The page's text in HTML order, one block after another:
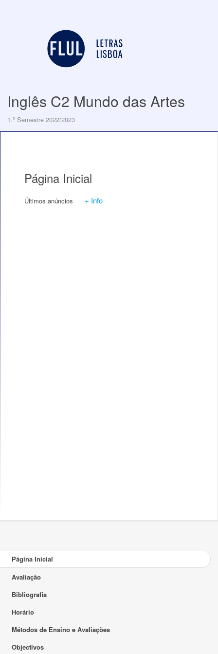
Inglês C2 Mundo das Artes
1.º Semestre 2022/2023
Página Inicial
Últimos anúncios + Info
Página Inicial
Avaliação
Bibliografia
Horário
Métodos de Ensino e Avaliações
Objectivos